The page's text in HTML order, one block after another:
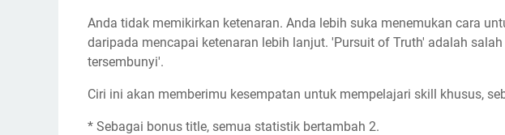
Anda tidak memikirkan ketenaran. Anda lebih suka menemukan cara
daripada mencapai ketenaran lebih lanjut. 'Pursuit of Truth' adalah
tersembunyi'.
Ciri ini akan memberimu kesempatan untuk mempelajari skill khusus,
* Sebagai bonus title, semua statistik bertambah 2.